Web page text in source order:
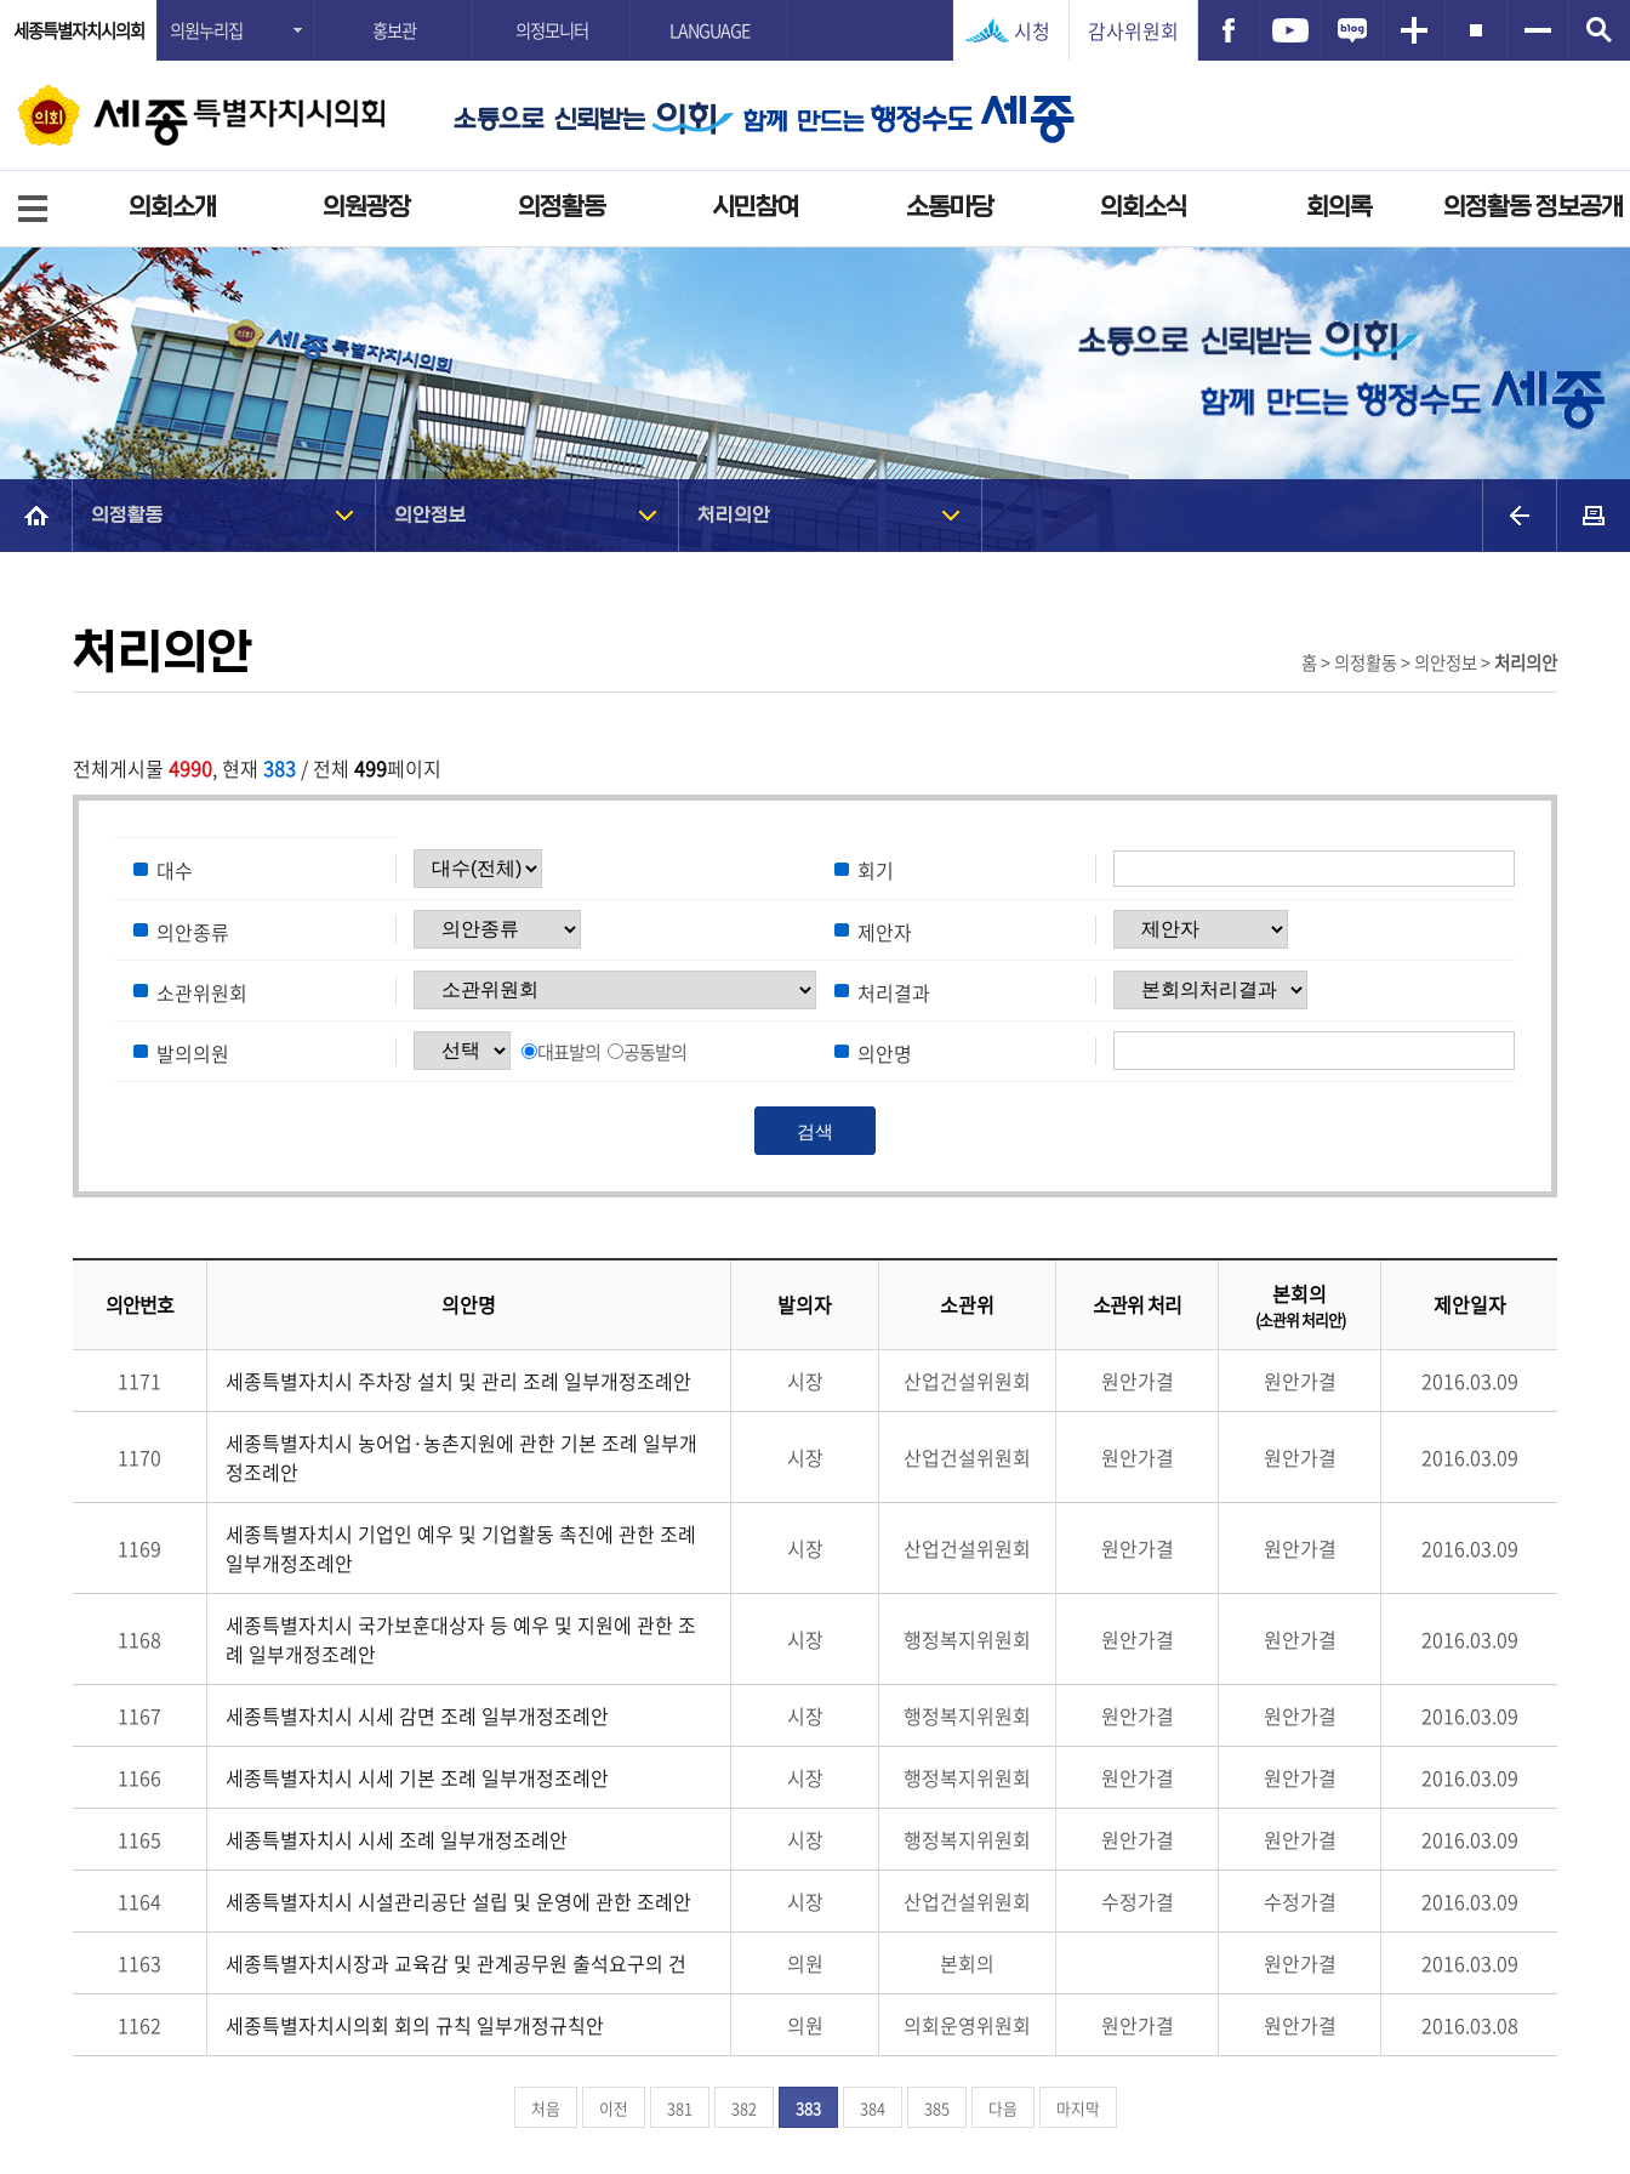
세종특별자치시의회 의원누리집 홍보관 의정모니터 LANGUAGE 시청 감사위원회
의회소개 의원광장 의정활동 시민참여 소통마당 의회소식 회의록 의정활동 정보공개
의정활동 의안정보 처리의안
홈 > 의정활동 > 의안정보 >처리의안
처리의안
전체게시물 4990, 현재 383 / 전체 499페이지
대수 회기
의안종류 제안자
소관위원회 처리결과
발의의원 대표발의 공동발의 의안명
의안번호 의안명 발의자 소관위 소관위 처리 본회의
(소관위 처리안)
제안일자
1171 세종특별자치시 주차장 설치 및 관리 조례 일부개정조례안 시장 산업건설위원회 원안가결 원안가결 2016.03.09
1170
세종특별자치시 농어업·농촌지원에 관한 기본 조례 일부개
정조례안
시장 산업건설위원회 원안가결 원안가결 2016.03.09
1169
세종특별자치시 기업인 예우 및 기업활동 촉진에 관한 조례
일부개정조례안
시장 산업건설위원회 원안가결 원안가결 2016.03.09
1168
세종특별자치시 국가보훈대상자 등 예우 및 지원에 관한 조
례 일부개정조례안
시장 행정복지위원회 원안가결 원안가결 2016.03.09
1167 세종특별자치시 시세 감면 조례 일부개정조례안 시장 행정복지위원회 원안가결 원안가결 2016.03.09
1166 세종특별자치시 시세 기본 조례 일부개정조례안 시장 행정복지위원회 원안가결 원안가결 2016.03.09
1165 세종특별자치시 시세 조례 일부개정조례안 시장 행정복지위원회 원안가결 원안가결 2016.03.09
1164 세종특별자치시 시설관리공단 설립 및 운영에 관한 조례안 시장 산업건설위원회 수정가결 수정가결 2016.03.09
1163 세종특별자치시장과 교육감 및 관계공무원 출석요구의 건 의원 본회의 원안가결 2016.03.09
1162 세종특별자치시의회 회의 규칙 일부개정규칙안 의원 의회운영위원회 원안가결 원안가결 2016.03.08
처음 이전 381 382 383 384 385 다음 마지막